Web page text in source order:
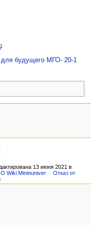
будущего МГО- 20-1
13 июня 2021 в
О Wiki Mininuniver
Отказ от